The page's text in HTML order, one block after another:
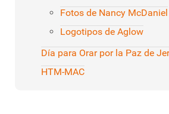
Fotos de Nancy McDaniel
Logotipos de Aglow
Día para Orar por la Paz de
HTM-MAC